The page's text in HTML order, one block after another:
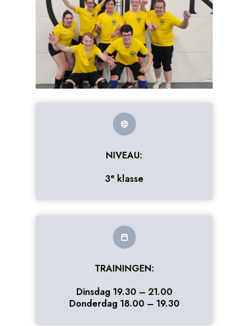
NIVEAU:
3e klasse
TRAININGEN:
Dinsdag 19.30 – 21.00
Donderdag 18.00 – 19.30